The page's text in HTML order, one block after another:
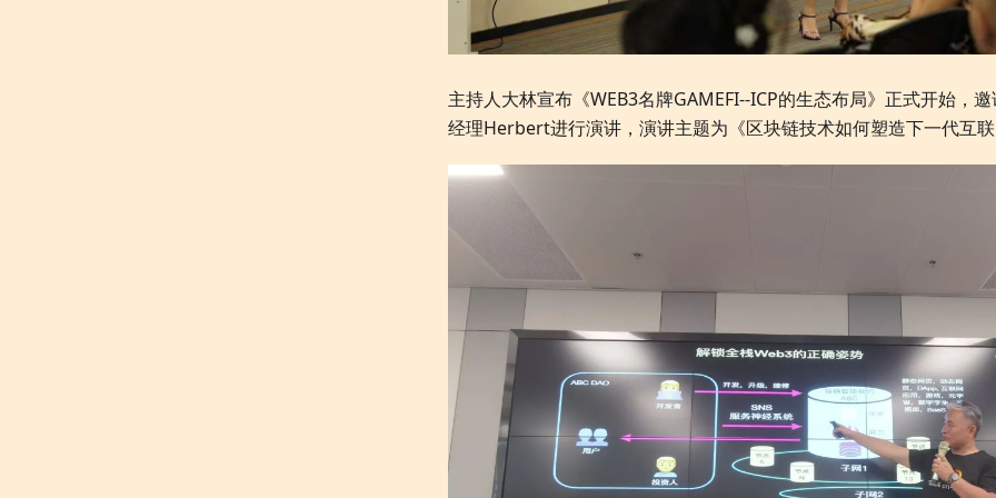
主持人大林宣布《WEB3名牌GAMEFI--ICP的生态布局》正式开始，
经理Herbert进行演讲，演讲主题为《区块链技术如何塑造下一代互